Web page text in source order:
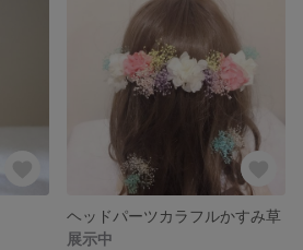
ヘッドパーツカラフルかすみ草
展示中